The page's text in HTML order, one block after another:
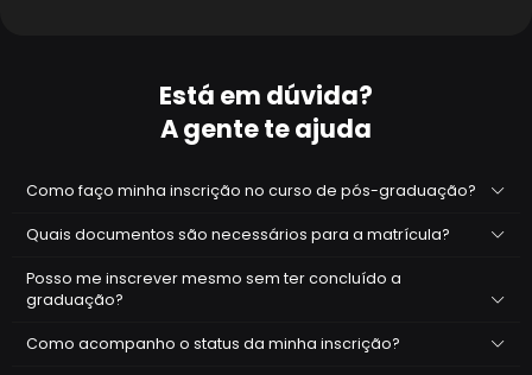
Está em dúvida?
A gente te ajuda
Como faço minha inscrição no curso de pós-graduação?
Quais documentos são necessários para a matrícula?
Posso me inscrever mesmo sem ter concluído a
graduação?
Como acompanho o status da minha inscrição?